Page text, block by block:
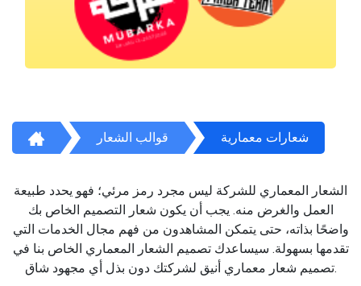
قوالب الشعار شعارات معمارية
الشعار المعماري للشركة ليس مجرد رمز مرئي؛ فهو يحدد طبيعة
العمل والغرض منه. يجب أن يكون شعار التصميم الخاص بك
واضحًا بذاته، حتى يتمكن المشاهدون من فهم مجال الخدمات التي
تقدمها بسهولة. سيساعدك تصميم الشعار المعماري الخاص بنا في
تصميم شعار معماري أنيق لشركتك دون بذل أي مجهود شاق.